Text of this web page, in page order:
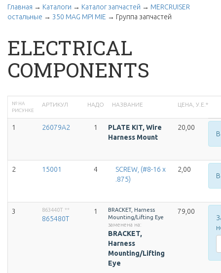
Главная → Каталоги → Каталог запчастей → MERCRUISER
остальные → 350 MAG MPI MIE → Группа запчастей
ELECTRICAL
COMPONENTS
№ НА
РИСУНКЕ
АРТИКУЛ НАДО НАЗВАНИЕ ЦЕНА, У.Е.*
1 26079A2 1
PLATE KIT, Wire
Harness Mount
20,00
2 15001 4
SCREW, (#8-16 x
.875)
2,00
3 863440T **
865480T
1
BRACKET, Harness
Mounting/Lifting Eye
заменена на:
BRACKET,
Harness
Mounting/Lifting
Eye
79,00